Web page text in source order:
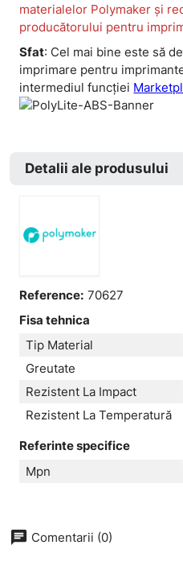
materialelor Polymaker și
producătorului pentru
Sfat: Cel mai bine este să
imprimare pentru
intermediul funcției
Detalii ale produsului
Reference: 70627
Fisa tehnica
Tip Material
Greutate
Rezistent La Impact
Rezistent La Temperatură
Referinte specifice
Mpn
chat Comentarii (0)